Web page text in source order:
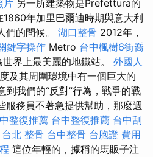
片 另一所建築物是Prefettura的
年加里巴爾迪時期與意大利
們的問候。 湖口整骨 2012年，
鍵字操作 Metro 台中楓樹6街喬
界上最美麗的地鐵站。 外國人
及其周圍環境中有一個巨大的
到我們的“反對”行為，戰爭的戰
服務員不著急提供幫助，那麼週
整復推薦 台中整復推薦 台中刮
台北 整骨 台中整骨 台胞證 費用
這位年輕的，據稱的馬販子注